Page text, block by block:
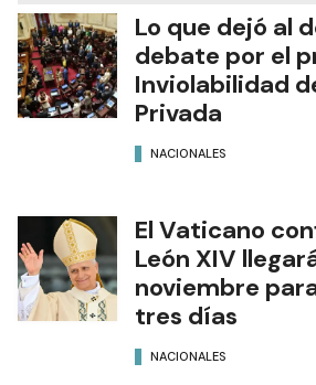
Lo que dejó al
debate por el
Inviolabilidad
Privada
NACIONALES
El Vaticano
León XIV
noviembre
tres días
NACIONALES